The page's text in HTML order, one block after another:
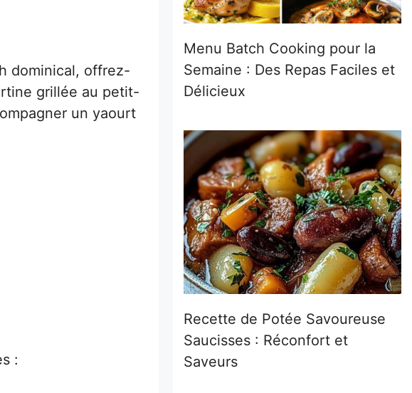
dominical, offrez-
grillée au petit-
un yaourt
:
Menu Batch Cooking pour la
Semaine : Des Repas Faciles et
Délicieux
Recette de Potée Savoureuse
Saucisses : Réconfort et
Saveurs